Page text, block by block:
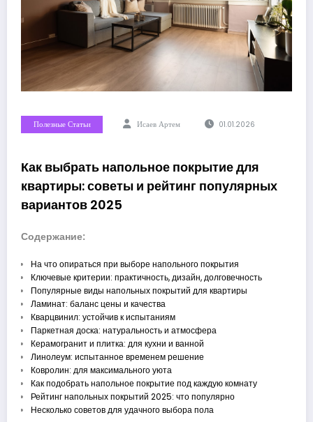
Полезные Статьи Исаев Артем 01.01.2026
Как выбрать напольное покрытие для
квартиры: советы и рейтинг популярных
вариантов 2025
Содержание:
На что опираться при выборе напольного покрытия
Ключевые критерии: практичность, дизайн, долговечность
Популярные виды напольных покрытий для квартиры
Ламинат: баланс цены и качества
Кварцвинил: устойчив к испытаниям
Паркетная доска: натуральность и атмосфера
Керамогранит и плитка: для кухни и ванной
Линолеум: испытанное временем решение
Ковролин: для максимального уюта
Как подобрать напольное покрытие под каждую комнату
Рейтинг напольных покрытий 2025: что популярно
Несколько советов для удачного выбора пола